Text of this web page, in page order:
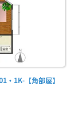
・1K-【角部屋】